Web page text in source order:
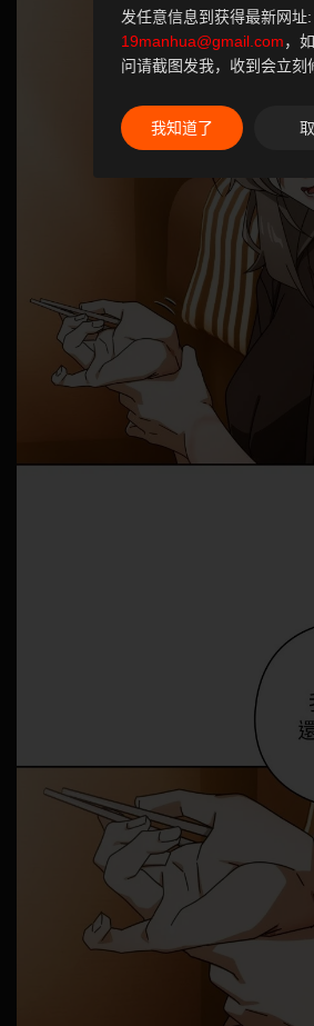
发任意信息到获得最新网址:
19manhua@gmail.com，
问请截图发我，收到会立刻
我知道了